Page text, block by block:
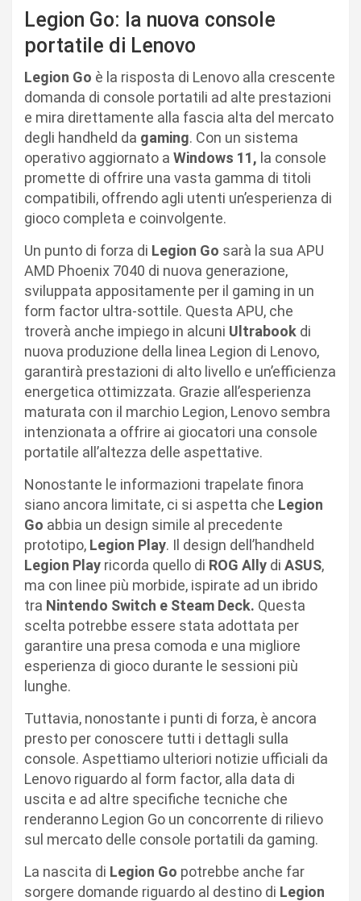
Legion Go: la nuova console
portatile di Lenovo
Legion Go è la risposta di Lenovo alla crescente
domanda di console portatili ad alte prestazioni
e mira direttamente alla fascia alta del mercato
degli handheld da gaming. Con un sistema
operativo aggiornato a Windows 11, la console
promette di offrire una vasta gamma di titoli
compatibili, offrendo agli utenti un’esperienza di
gioco completa e coinvolgente.
Un punto di forza di Legion Go sarà la sua APU
AMD Phoenix 7040 di nuova generazione,
sviluppata appositamente per il gaming in un
form factor ultra-sottile. Questa APU, che
troverà anche impiego in alcuni Ultrabook di
nuova produzione della linea Legion di Lenovo,
garantirà prestazioni di alto livello e un’efficienza
energetica ottimizzata. Grazie all’esperienza
maturata con il marchio Legion, Lenovo sembra
intenzionata a offrire ai giocatori una console
portatile all’altezza delle aspettative.
Nonostante le informazioni trapelate finora
siano ancora limitate, ci si aspetta che Legion
Go abbia un design simile al precedente
prototipo, Legion Play. Il design dell’handheld
Legion Play ricorda quello di ROG Ally di ASUS,
ma con linee più morbide, ispirate ad un ibrido
tra Nintendo Switch e Steam Deck. Questa
scelta potrebbe essere stata adottata per
garantire una presa comoda e una migliore
esperienza di gioco durante le sessioni più
lunghe.
Tuttavia, nonostante i punti di forza, è ancora
presto per conoscere tutti i dettagli sulla
console. Aspettiamo ulteriori notizie ufficiali da
Lenovo riguardo al form factor, alla data di
uscita e ad altre specifiche tecniche che
renderanno Legion Go un concorrente di rilievo
sul mercato delle console portatili da gaming.
La nascita di Legion Go potrebbe anche far
sorgere domande riguardo al destino di Legion